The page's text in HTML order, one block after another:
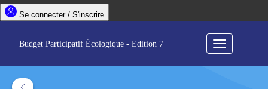
Budget Participatif Écologique - Edition 7
Menu